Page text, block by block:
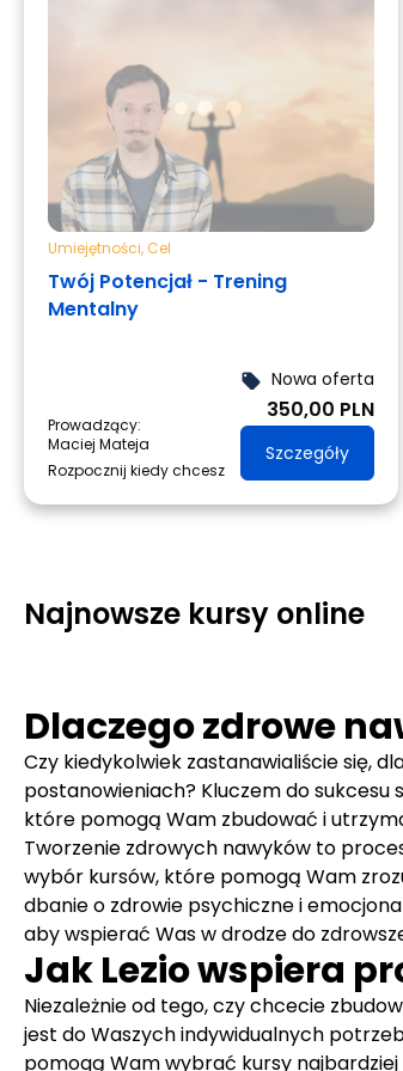
Umiejętności, Cel
Twój Potencjał - Trening
Mentalny
Prowadzący:
Maciej Mateja
Rozpocznij kiedy chcesz
local_offer Nowa oferta
350,00 PLN
Szczegóły
Najnowsze kursy online
Dlaczego zdrowe
Czy kiedykolwiek zastanawialiście się,
postanowieniach? Kluczem do
które pomogą Wam zbudować i
Tworzenie zdrowych nawyków to
wybór kursów, które pomogą Wam
dbanie o zdrowie psychiczne i
aby wspierać Was w drodze do
Jak Lezio wspiera
Niezależnie od tego, czy chcecie
jest do Waszych indywidualnych
pomogą Wam wybrać kursy